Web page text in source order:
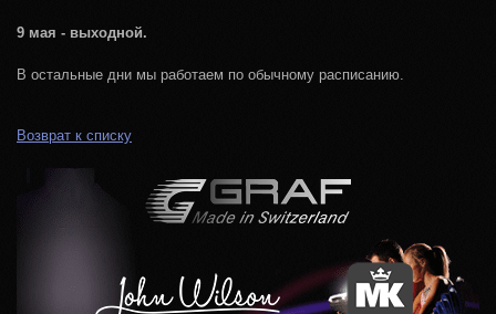
9 мая - выходной.
В остальные дни мы работаем по обычному расписанию.
Возврат к списку